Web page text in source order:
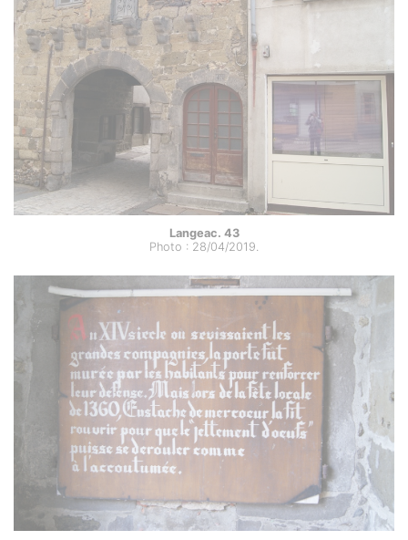
Langeac. 43
Photo : 28/04/2019.